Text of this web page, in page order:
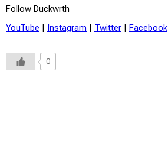
Follow Duckwrth
YouTube | Instagram | Twitter | Facebook
0